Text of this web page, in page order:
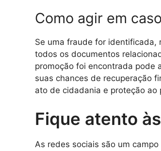
Como agir em
Se uma fraude for identificada,
todos os documentos
promoção foi encontrada pode
suas chances de recuperação
ato de cidadania e proteção ao
Fique atento
As redes sociais são um